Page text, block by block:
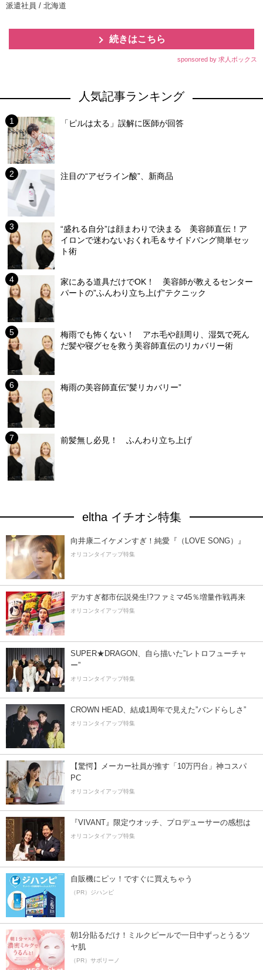
派遣社員 / 北海道
続きはこちら
sponsored by 求人ボックス
人気記事ランキング
「ピルは太る」誤解に医師が回答
注目の“アゼライン酸”、新商品
“盛れる自分”は顔まわりで決まる 美容師直伝！ア
イロンで迷わないおくれ毛＆サイドバング簡単セッ
ト術
家にある道具だけでOK！ 美容師が教えるセンター
パートの”ふんわり立ち上げ”テクニック
梅雨でも怖くない！ アホ毛や顔周り、湿気で死ん
だ髪や寝グセを救う美容師直伝のリカバリー術
梅雨の美容師直伝”髪リカバリー”
前髪無し必見！ ふんわり立ち上げ
eltha イチオシ特集
向井康二イケメンすぎ！純愛『（LOVE SONG）』
オリコンタイアップ特集
デカすぎ都市伝説発生!?ファミマ45％増量作戦再来
オリコンタイアップ特集
SUPER★DRAGON、自ら描いた”レトロフューチャ
ー”
オリコンタイアップ特集
CROWN HEAD、結成1周年で見えた”バンドらしさ”
オリコンタイアップ特集
【驚愕】メーカー社員が推す「10万円台」神コスパ
PC
オリコンタイアップ特集
『VIVANT』限定ウオッチ、プロデューサーの感想は
オリコンタイアップ特集
自販機にピッ！ですぐに買えちゃう
（PR）ジハンピ
朝1分貼るだけ！ミルクピールで一日中ずっとうるツ
ヤ肌
（PR）サボリーノ